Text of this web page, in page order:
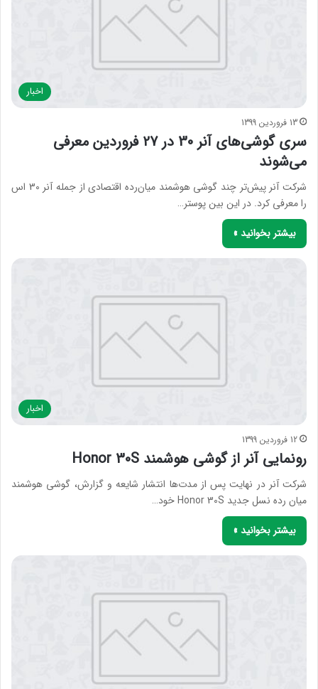
اخبار
13 فروردین 1399
سری گوشی‌های آنر 30 در 27 فروردین معرفی
می‌شوند
شرکت آنر پیش‌تر چند گوشی هوشمند میان‌رده اقتصادی از جمله آنر 30 اس
را معرفی کرد. در این بین پوستر…
بیشتر بخوانید »
اخبار
12 فروردین 1399
رونمایی آنر از گوشی هوشمند Honor 30S
شرکت آنر در نهایت پس از مدت‌ها انتشار شایعه و گزارش، گوشی هوشمند
میان رده نسل جدید Honor 30S خود…
بیشتر بخوانید »